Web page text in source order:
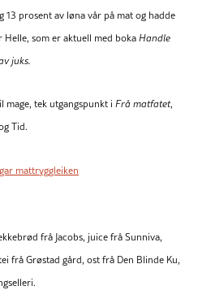
prosent av løna vår på mat og hadde
som er aktuell med bokaHandle
juks.
mage, tek utgangspunkt i Frå matfatet,
Tid.
mattryggleiken
frå Jacobs, juice frå Sunniva,
frå Grøstad gård, ost frå Den Blinde Ku,